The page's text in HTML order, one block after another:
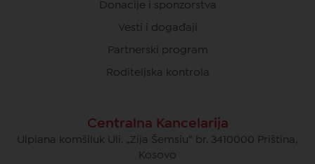
Donacije i sponzorstva
Vesti i događaji
Partnerski program
Roditeljska kontrola
Centralna Kancelarija
Ulpiana komšiluk Uli. „Zija Šemsiu“ br. 3410000 Priština,
Kosovo